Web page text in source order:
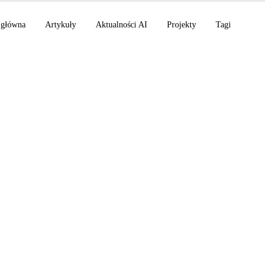
Artykuły Aktualności AI Projekty Tagi